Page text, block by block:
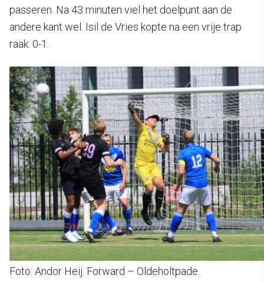
passeren. Na 43 minuten viel het doelpunt aan de
andere kant wel. Isil de Vries kopte na een vrije trap
raak: 0-1.
Foto: Andor Heij. Forward – Oldeholtpade.